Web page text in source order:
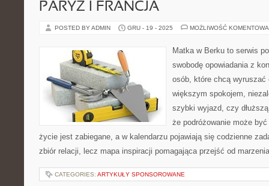
PARYŻ I FRANCJA
POSTED BY ADMIN GRU - 19 - 2025 MOŻLIWOŚĆ
Matka w Berku to serwis
swobodę opowiadania z
osób, które chcą
większym spokojem,
szybki wyjazd, czy
że podróżowanie może
życie jest zabiegane, a w kalendarzu pojawiają się codzienne
zbiór relacji, lecz mapa inspiracji pomagająca przejść od
CATEGORIES: ARTYKUŁY SPONSOROWANE